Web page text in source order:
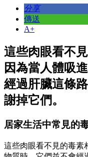
分享
傳送
A+
這些肉眼看不
因為當人體吸
經過肝臟這條
謝掉它們。
居家生活中常見的
這些肉眼看不見的毒素